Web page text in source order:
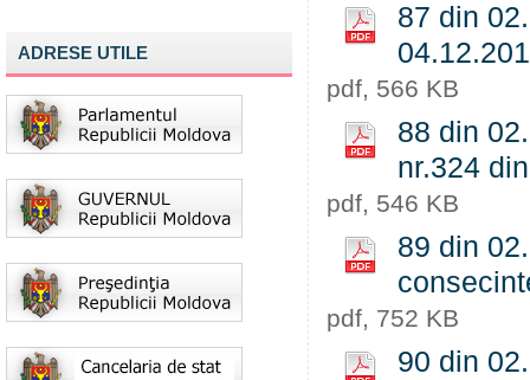
ADRESE UTILE
87 din
pdf, 566 KB
88 din
nr.324
pdf, 546 KB
89 din
pdf, 752 KB
90 din